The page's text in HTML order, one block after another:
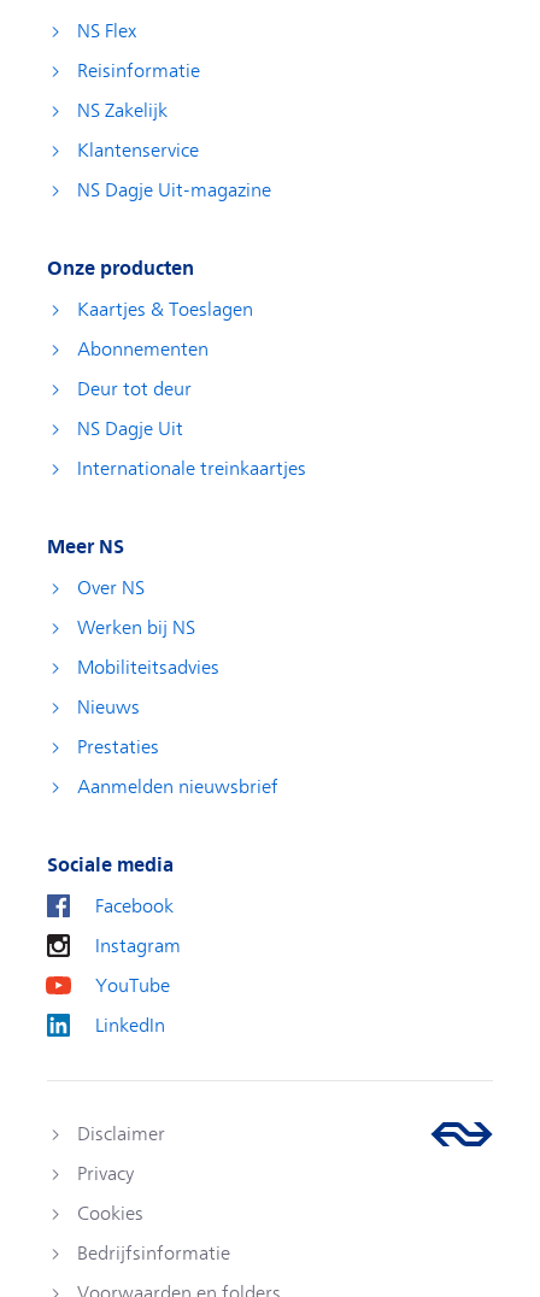
NS Flex
Reisinformatie
NS Zakelijk
Klantenservice
NS Dagje Uit-magazine
Onze producten
Kaartjes & Toeslagen
Abonnementen
Deur tot deur
NS Dagje Uit
Internationale treinkaartjes
Meer NS
Over NS
Werken bij NS
Mobiliteitsadvies
Nieuws
Prestaties
Aanmelden nieuwsbrief
Sociale media
Facebook
Instagram
YouTube
LinkedIn
Disclaimer
Privacy
Cookies
Bedrijfsinformatie